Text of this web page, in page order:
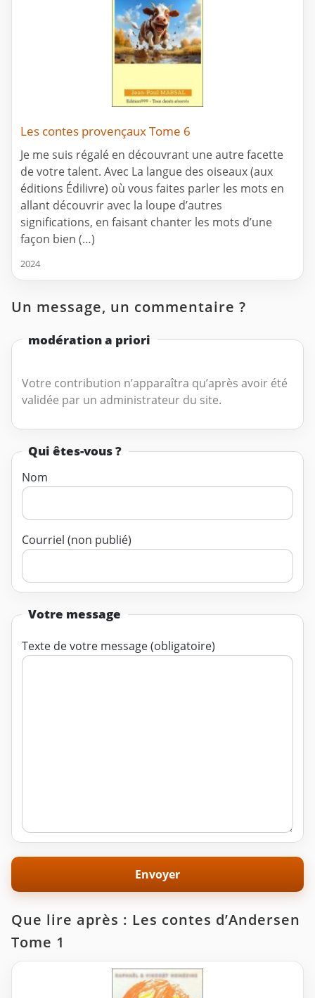
Les contes provençaux Tome 6
Je me suis régalé en découvrant une autre facette
de votre talent. Avec La langue des oiseaux (aux
éditions Édilivre) où vous faites parler les mots en
allant découvrir avec la loupe d’autres
significations, en faisant chanter les mots d’une
façon bien (…)
2024
Un message, un commentaire ?
modération a priori
Votre contribution n’apparaîtra qu’après avoir été
validée par un administrateur du site.
Qui êtes-vous ?
Nom
Courriel (non publié)
Votre message
Texte de votre message (obligatoire)
Que lire après : Les contes d’Andersen
Tome 1